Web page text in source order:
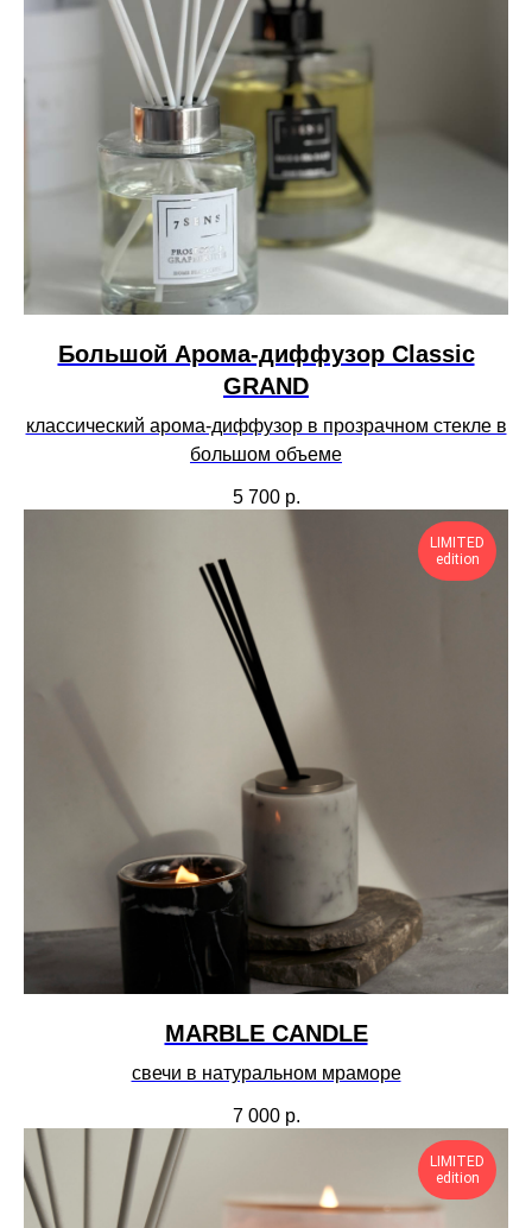
Большой Арома-диффузор Сlassic
GRAND
классический арома-диффузор в прозрачном стекле в
большом объеме
5 700 р.
LIMITED
edition
MARBLE CANDLE
свечи в натуральном мраморе
7 000 р.
LIMITED
edition